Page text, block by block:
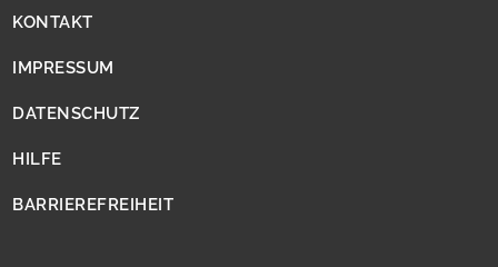
s
u
a
n
KONTAKT
IMPRESSUM
DATENSCHUTZ
HILFE
BARRIEREFREIHEIT